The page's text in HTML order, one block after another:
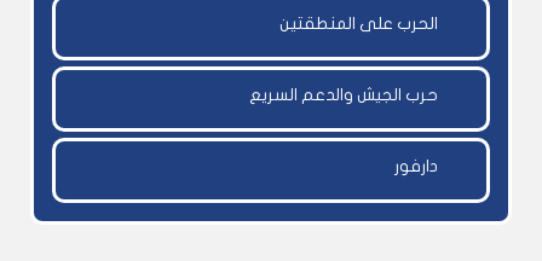
الحرب على المنطقتين
حرب الجيش والدعم السريع
دارفور